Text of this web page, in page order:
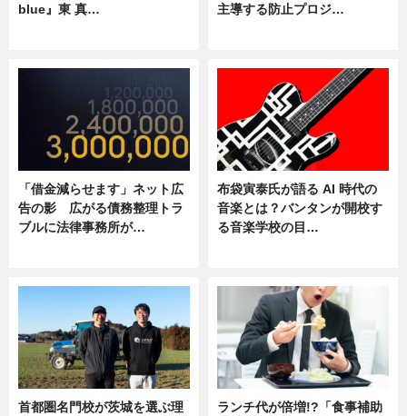
blue』東 真…
主導する防止プロジ…
「借金減らせます」ネット広
告の影 広がる債務整理トラ
ブルに法律事務所が…
布袋寅泰氏が語る AI 時代の
音楽とは？バンタンが開校す
る音楽学校の目…
首都圏名門校が茨城を選ぶ理
ランチ代が倍増!?「食事補助